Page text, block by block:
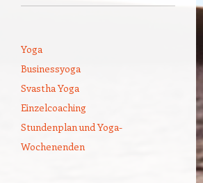
Yoga
Businessyoga
Svastha Yoga
Einzelcoaching
Stundenplan und Yoga-
Wochenenden